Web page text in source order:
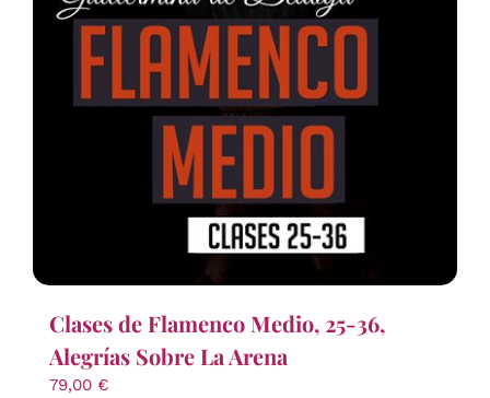
Clases de Flamenco Medio, 25-36,
Alegrías Sobre La Arena
79,00 €